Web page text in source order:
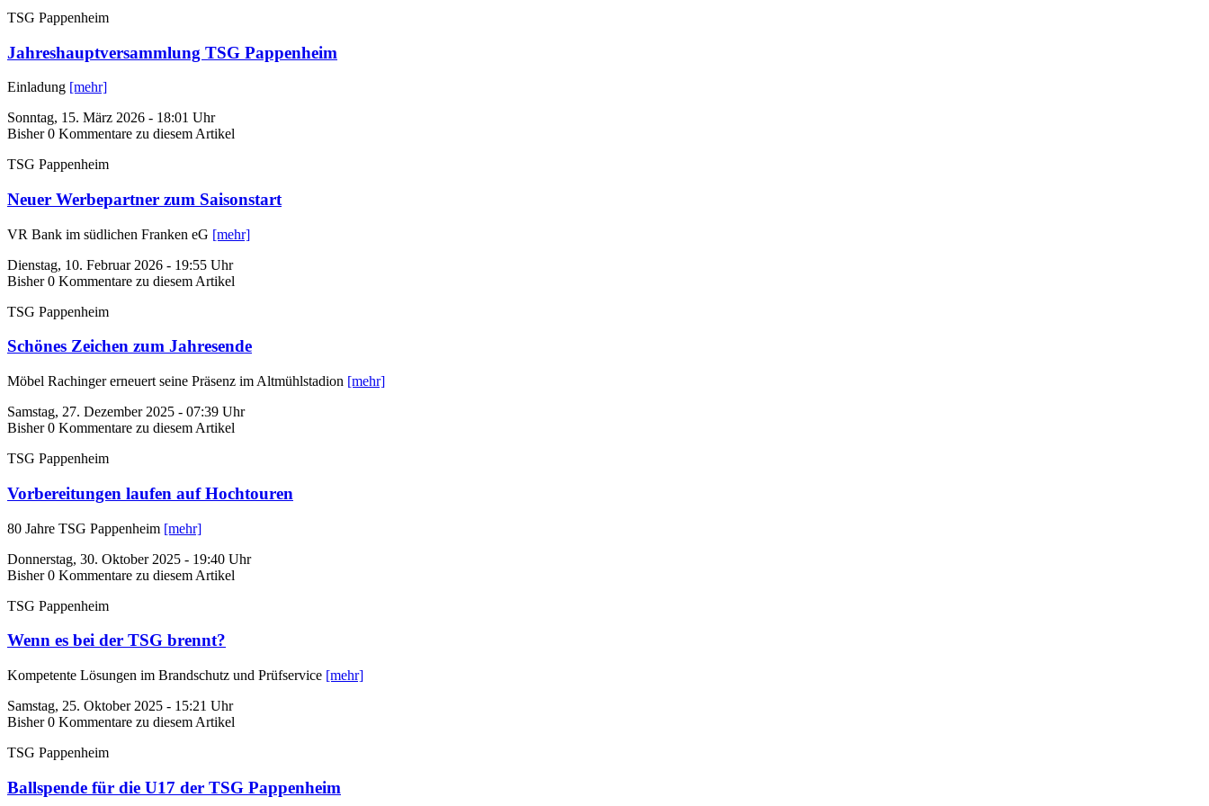
TSG Pappenheim
Jahreshauptversammlung TSG Pappenheim
Einladung [mehr]
Sonntag, 15. März 2026 - 18:01 Uhr
Bisher 0 Kommentare zu diesem Artikel
TSG Pappenheim
Neuer Werbepartner zum Saisonstart
VR Bank im südlichen Franken eG [mehr]
Dienstag, 10. Februar 2026 - 19:55 Uhr
Bisher 0 Kommentare zu diesem Artikel
TSG Pappenheim
Schönes Zeichen zum Jahresende
Möbel Rachinger erneuert seine Präsenz im Altmühlstadion [mehr]
Samstag, 27. Dezember 2025 - 07:39 Uhr
Bisher 0 Kommentare zu diesem Artikel
TSG Pappenheim
Vorbereitungen laufen auf Hochtouren
80 Jahre TSG Pappenheim [mehr]
Donnerstag, 30. Oktober 2025 - 19:40 Uhr
Bisher 0 Kommentare zu diesem Artikel
TSG Pappenheim
Wenn es bei der TSG brennt?
Kompetente Lösungen im Brandschutz und Prüfservice [mehr]
Samstag, 25. Oktober 2025 - 15:21 Uhr
Bisher 0 Kommentare zu diesem Artikel
TSG Pappenheim
Ballspende für die U17 der TSG Pappenheim